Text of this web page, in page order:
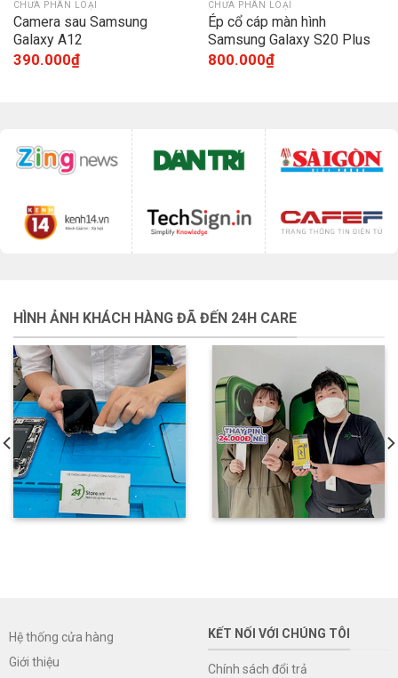
CHƯA PHÂN LOẠI
Camera sau Samsung
Galaxy A12
390.000₫
CHƯA PHÂN LOẠI
Ép cổ cáp màn hình
Samsung Galaxy S20 Plus
G985
800.000₫
HÌNH ẢNH KHÁCH HÀNG ĐÃ ĐẾN 24H CARE
Hệ thống cửa hàng
Giới thiệu
KẾT NỐI VỚI CHÚNG TÔI
Chính sách đổi trả